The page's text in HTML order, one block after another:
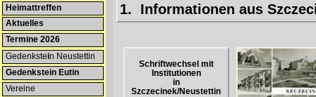
Termine 2026
Aktuelles
Vereine
Heimattreffen
Gedenkstein Neustettin
Gedenkstein Eutin
Schriftwechsel mit
Institutionen
in
Szczecinek/Neustettin
1. Informationen aus